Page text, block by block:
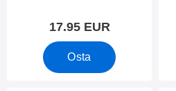
17.95 EUR
Osta